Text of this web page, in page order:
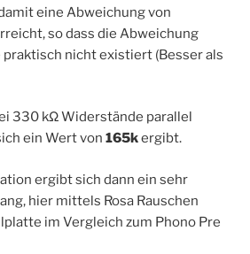
eine Abweichung von
so dass die Abweichung
praktisch nicht existiert (Besser als
330 kΩ Widerstände parallel
ein Wert von 165kergibt.
ergibt sich dann ein sehr
hier mittels Rosa Rauschen
im Vergleich zum Phono Pre